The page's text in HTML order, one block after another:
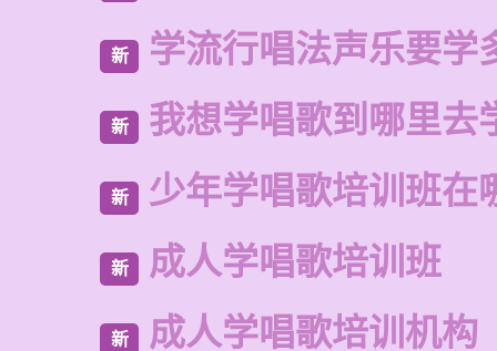
新 学流行唱法声乐要学
新 我想学唱歌到哪里去
新 少年学唱歌培训班在
新 成人学唱歌培训班
新 成人学唱歌培训机构